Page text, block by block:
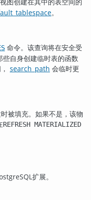
。
命令。该查询将在安全受
自身创建临时表的函数
search_path 会临时更
被填充。如果不是，该物
REFRESH MATERIALIZED
扩展。